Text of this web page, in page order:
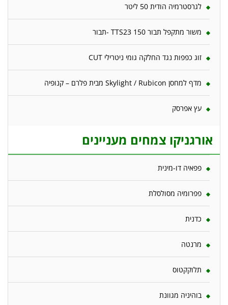
לגרסטרמיה הודית 50 ליטר
משור מתקפל תבור 150 TTS23 -תבור
זוג כפפות נגד החלקה גומי ניטרילי CUT
מדף למחסן Skylight / Rubicon מבית פלרם – קנופיה
עץ אפרסק
אורגניקו צמחים מעניינים
פפאיה דו-מינית
פפרומיה מסולסלת
כדנית
מרנטה
תלוקקטוס
בוהיניה מגוונת